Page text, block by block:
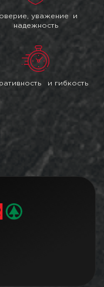
уважение и
надежность
и гибкость